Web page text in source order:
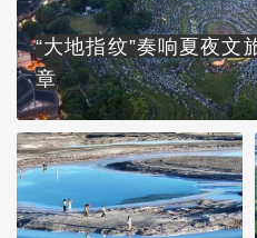
“大地指纹”奏响夏夜文
章